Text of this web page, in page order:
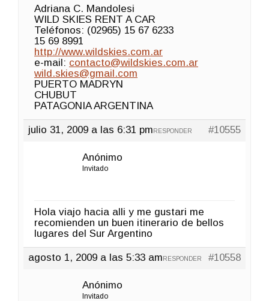
Adriana C. Mandolesi
WILD SKIES RENT A CAR
Teléfonos: (02965) 15 67 6233
15 69 8991
http://www.wildskies.com.ar
e-mail: contacto@wildskies.com.ar
wild.skies@gmail.com
PUERTO MADRYN
CHUBUT
PATAGONIA ARGENTINA
julio 31, 2009 a las 6:31 pm #10555
RESPONDER
Anónimo
Invitado
Hola viajo hacia alli y me gustari me
recomienden un buen itinerario de bellos
lugares del Sur Argentino
agosto 1, 2009 a las 5:33 am #10558
RESPONDER
Anónimo
Invitado